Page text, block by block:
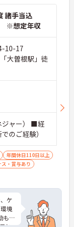
諸手当込
※想定年収
10-17
大曽根駅」徒
ジャー） ■経
のご経験）
年間休日110日以上
ス・賞与あり
ケ
境
も可